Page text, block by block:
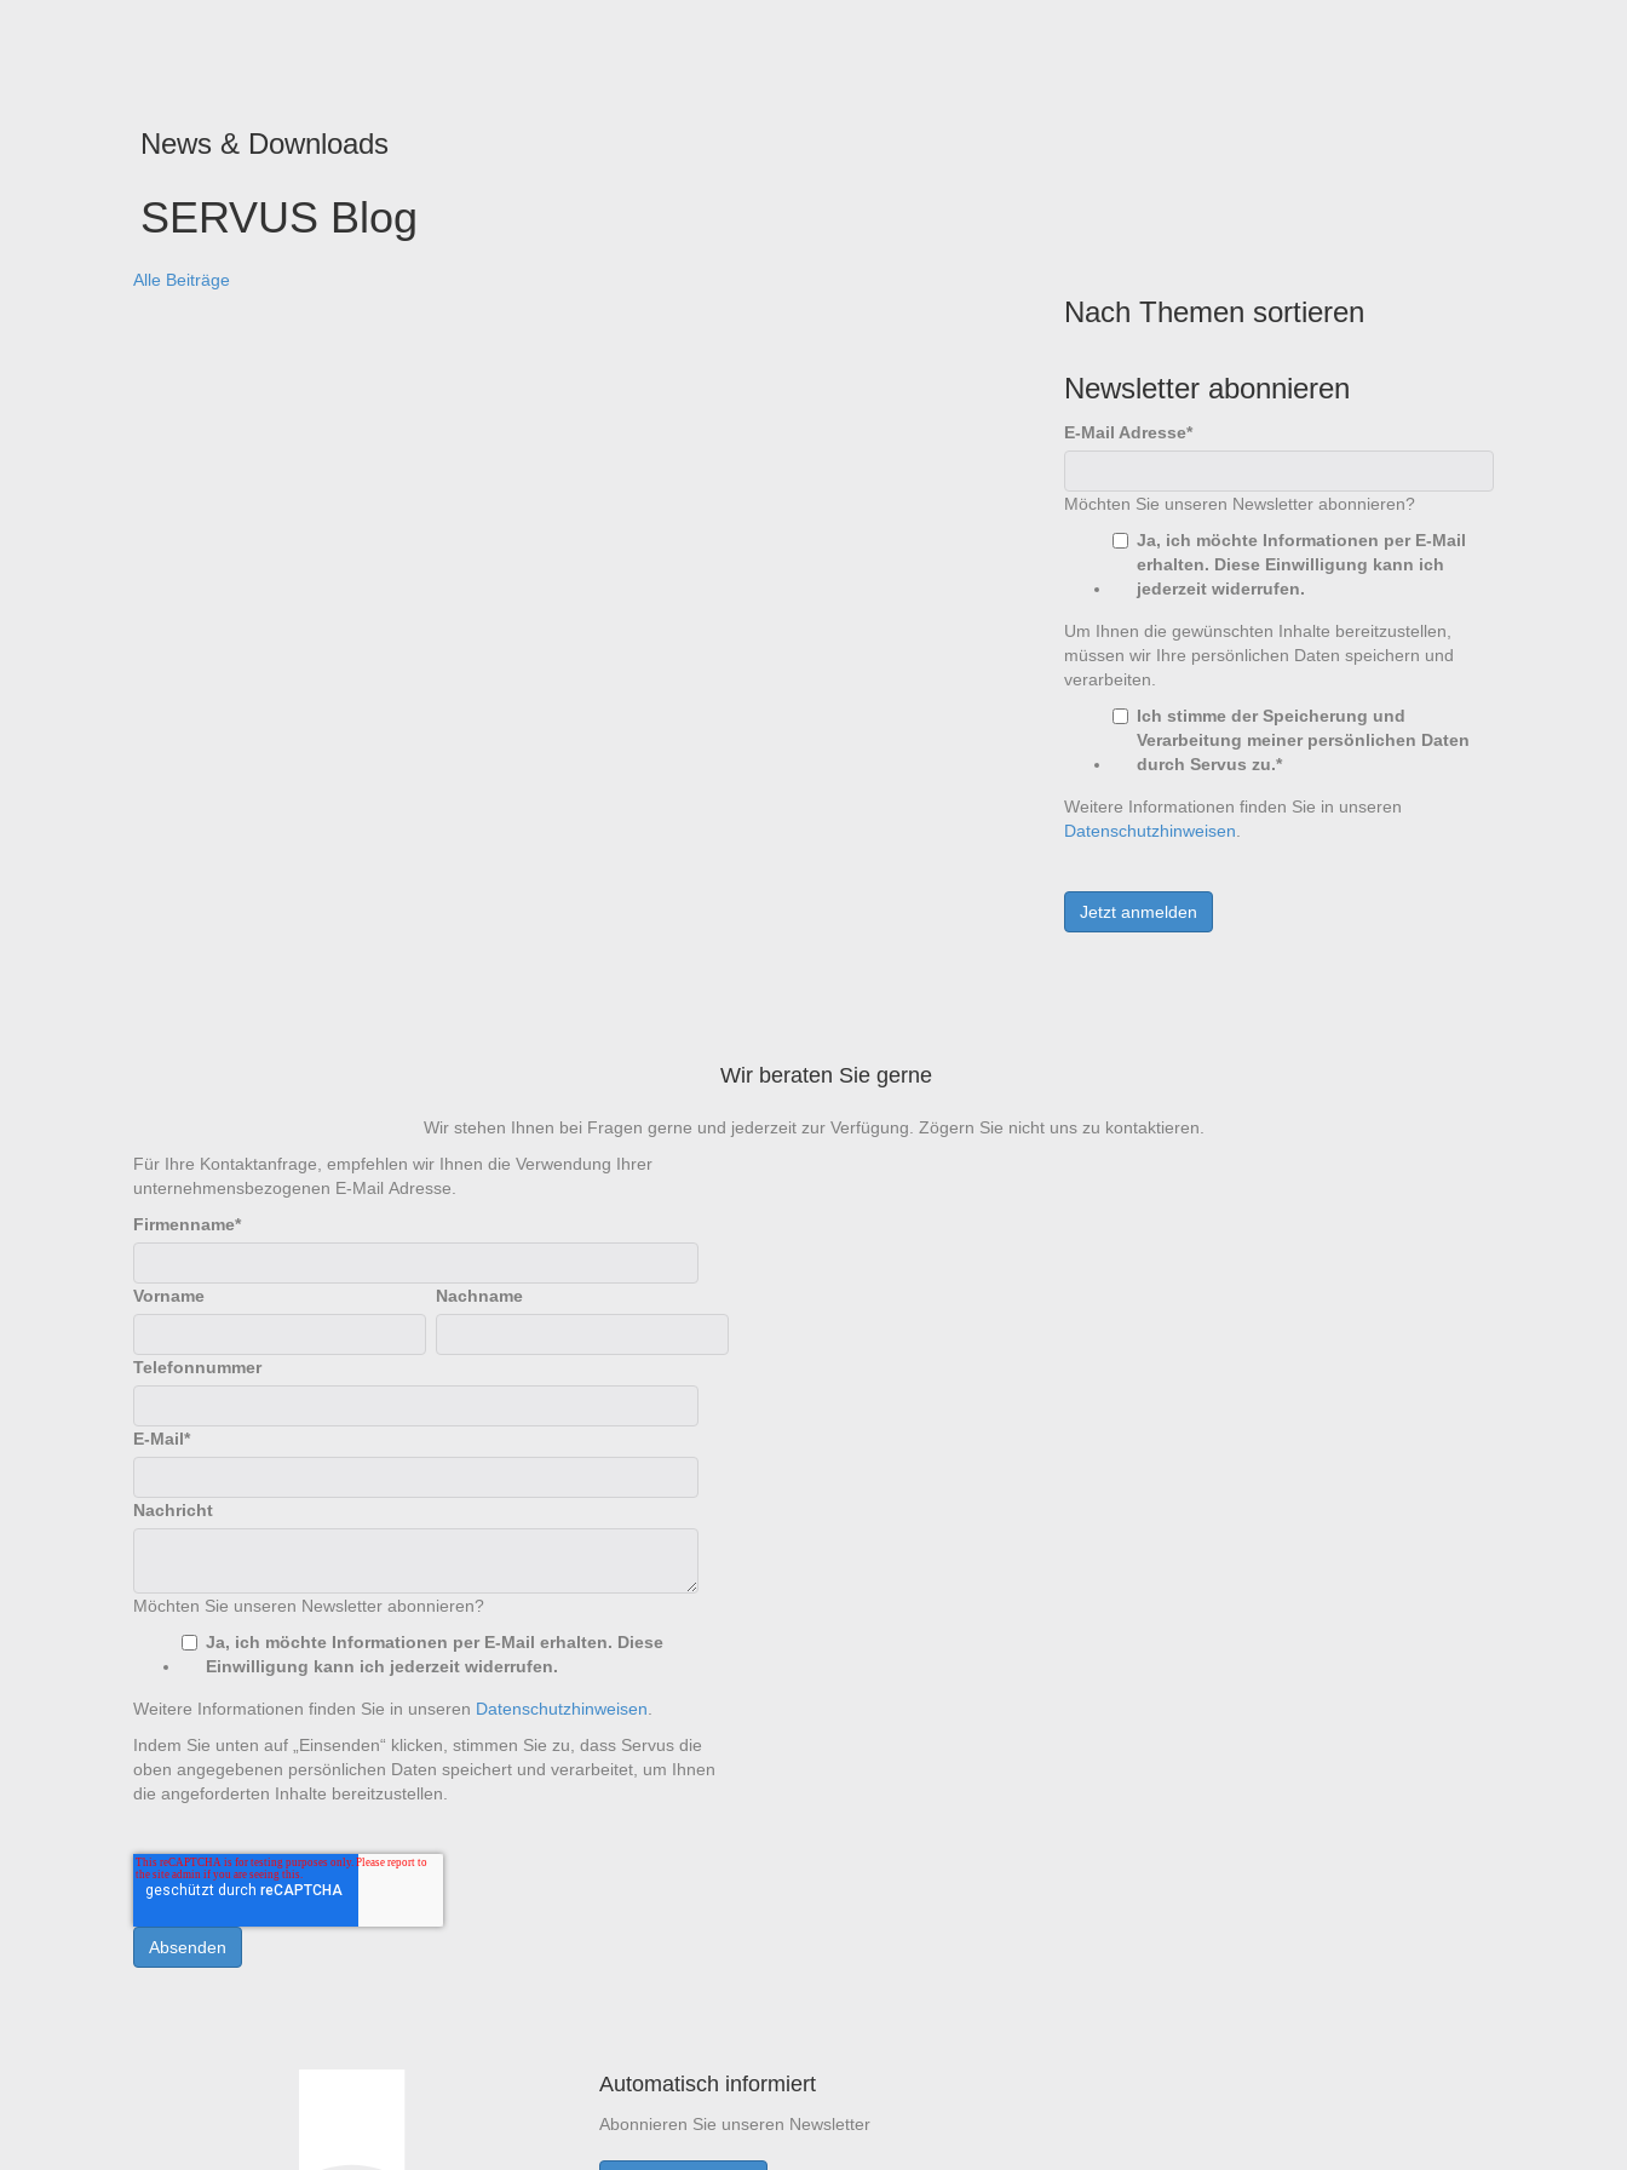
News & Downloads
SERVUS Blog
Alle Beiträge
Nach Themen sortieren
Newsletter abonnieren
E-Mail Adresse*
Möchten Sie unseren Newsletter abonnieren?
Ja, ich möchte Informationen per E-Mail
erhalten. Diese Einwilligung kann ich
jederzeit widerrufen.
Um Ihnen die gewünschten Inhalte bereitzustellen,
müssen wir Ihre persönlichen Daten speichern und
verarbeiten.
Ich stimme der Speicherung und
Verarbeitung meiner persönlichen Daten
durch Servus zu.*
Weitere Informationen finden Sie in unseren
Datenschutzhinweisen
Wir beraten Sie gerne
Wir stehen Ihnen bei Fragen gerne und jederzeit zur Verfügung. Zögern Sie nicht uns zu kontaktieren.
Für Ihre Kontaktanfrage, empfehlen wir Ihnen die Verwendung Ihrer
unternehmensbezogenen E-Mail Adresse.
Firmenname*
Vorname Nachname
Telefonnummer
E-Mail*
Nachricht
Möchten Sie unseren Newsletter abonnieren?
Ja, ich möchte Informationen per E-Mail erhalten. Diese
Einwilligung kann ich jederzeit widerrufen.
Weitere Informationen finden Sie in unseren Datenschutzhinweisen
Indem Sie unten auf „Einsenden“ klicken, stimmen Sie zu, dass Servus die
oben angegebenen persönlichen Daten speichert und verarbeitet, um Ihnen
die angeforderten Inhalte bereitzustellen.
Automatisch informiert
Abonnieren Sie unseren Newsletter